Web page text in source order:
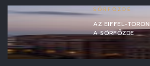
SÖRFŐZDE
AZ EIFFEL-
A SÖRFŐZDE